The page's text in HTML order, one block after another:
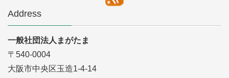
Address
一般社団法人まがたま
〒540-0004
大阪市中央区玉造1-4-14